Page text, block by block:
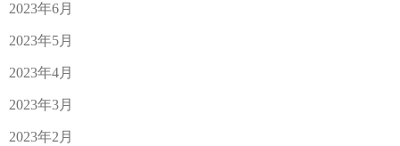
2023年6月
2023年5月
2023年4月
2023年3月
2023年2月